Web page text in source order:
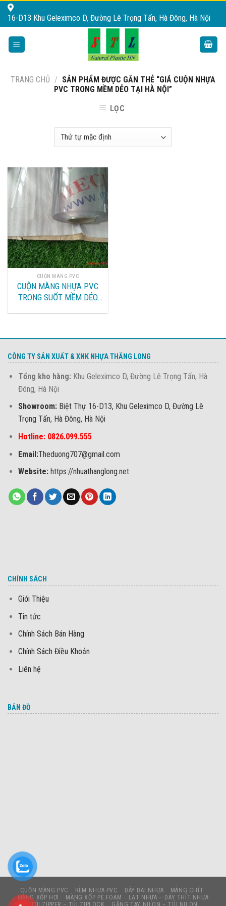
Skip
16-D13 Khu Geleximco D, Đường Lê Trọng Tấn, Hà Đông, Hà Nội
TRANG CHỦ / SẢN PHẨM ĐƯỢC GẮN THẺ “GIÁ CUỘN NHỰA
PVC TRONG MỀM DẺO TẠI HÀ NỘI”
LỌC
CUỘN MÀNG PVC
CUỘN MÀNG NHỰA PVC
TRONG SUỐT MỀM DẺO
CÔNG TY SẢN XUẤT & XNK NHỰA THĂNG LONG
Tổng kho hàng: Khu Geleximco D, Đường Lê Trọng Tấn, Hà
Đông, Hà Nội
Showroom: Biệt Thự 16-D13, Khu Geleximco D, Đường Lê
Trọng Tấn, Hà Đông, Hà Nội
Hotline: 0826.099.555
Email:Theduong707@gmail.com
Website:https://nhuathanglong.net
CHÍNH SÁCH
Giới Thiệu
Tin tức
Chính Sách Bán Hàng
Chính Sách Điều Khoản
Liên hệ
BẢN ĐỒ
CUỘN MÀNG PVC RÈM NHỰA PVC DÂY ĐAI NHỰA
MÀNG CHÍT
MÀNG XỐP HƠI
MÀNG XỐP PE FOAM
LẠT NHỰA – DÂY THÍT NHỰA
TÚI ZIPPER – TÚI ZIPLOCK
GĂNG TAY NILON – TÚI NILON